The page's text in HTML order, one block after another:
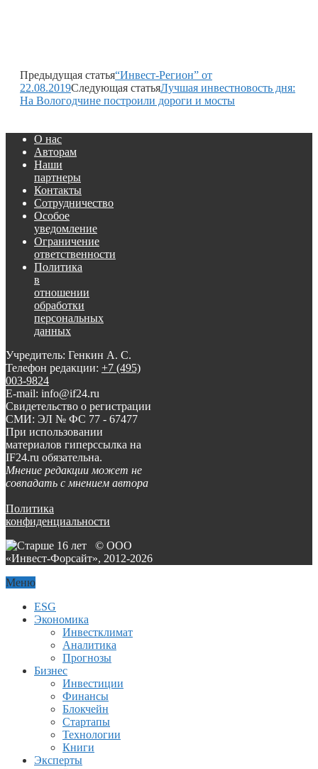
Предыдущая статья“Инвест-Регион” от
22.08.2019Следующая статьяЛучшая инвестновость дня:
На Вологодчине построили дороги и мосты
О нас
Авторам
Наши
партнеры
Контакты
Сотрудничество
Особое
уведомление
Ограничение
ответственности
Политика
в
отношении
обработки
персональных
данных
Учредитель: Генкин А. С.
Телефон редакции: +7 (495)
003-9824
E-mail: info@if24.ru
Свидетельство о регистрации
СМИ: ЭЛ № ФС 77 - 67477
При использовании
материалов гиперссылка на
IF24.ru обязательна.
Мнение редакции может не
совпадать с мнением автора
Политика
конфиденциальности
© ООО
«Инвест-Форсайт», 2012-2026
Меню
ESG
Экономика
Инвестклимат
Аналитика
Прогнозы
Бизнес
Инвестиции
Финансы
Блокчейн
Стартапы
Технологии
Книги
Эксперты